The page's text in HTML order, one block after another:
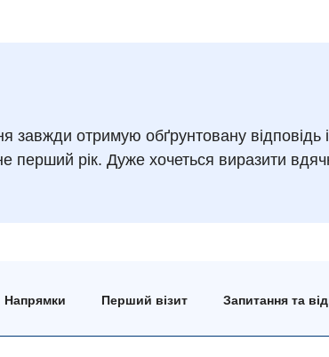
отримую обґрунтовану відповідь
рік. Дуже хочеться виразити
Напрямки Перший візит Запитання та